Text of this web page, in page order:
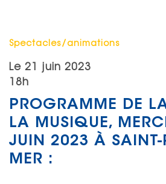
Catégorie : "
Spectacles/animations
Le 21 juin 2023
18h
PROGRAMME DE
LA MUSIQUE,
JUIN 2023 À SAINT-
MER :